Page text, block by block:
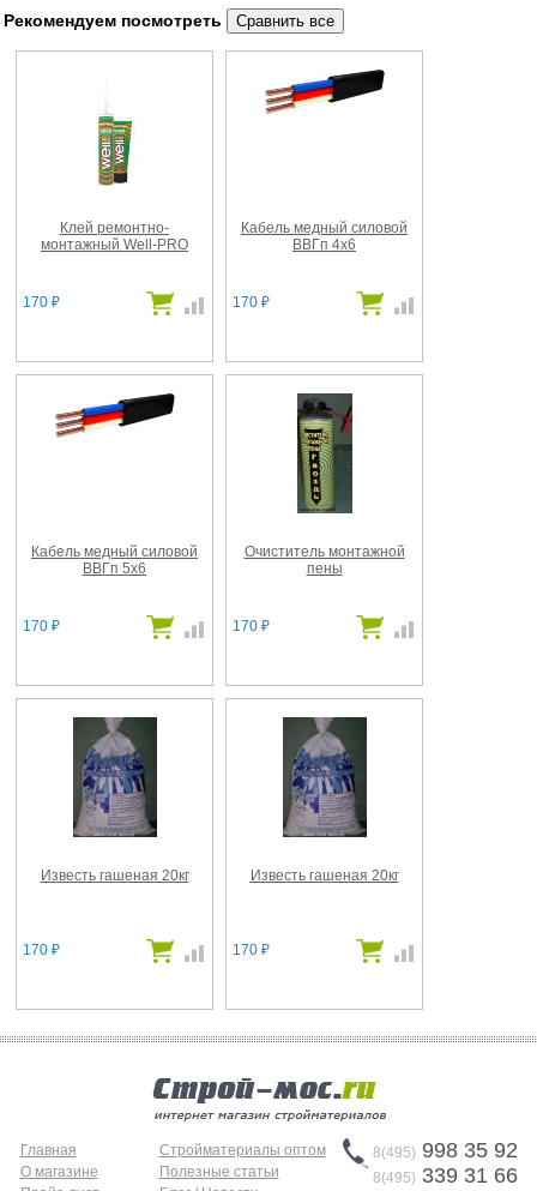
Рекомендуем посмотреть
Клей ремонтно-
монтажный Well-PRO
170 ₽
Кабель медный силовой
ВВГп 4х6
170 ₽
Кабель медный силовой
ВВГп 5х6
170 ₽
Очиститель монтажной
пены
170 ₽
Известь гашеная 20кг
170 ₽
Известь гашеная 20кг
170 ₽
Главная
О магазине
Стройматериалы оптом
Полезные статьи
8(495) 998 35 92
8(495) 339 31 66